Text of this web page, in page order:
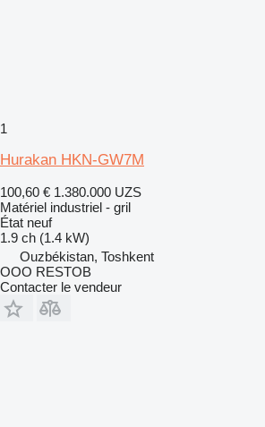
1
Hurakan HKN-GW7M
100,60 € 1.380.000 UZS
Matériel industriel - gril
État neuf
1.9 ch (1.4 kW)
Ouzbékistan, Toshkent
OOO RESTOB
Contacter le vendeur